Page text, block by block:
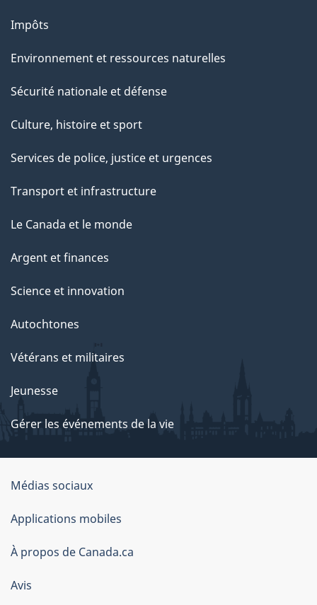
Impôts
Environnement et ressources naturelles
Sécurité nationale et défense
Culture, histoire et sport
Services de police, justice et urgences
Transport et infrastructure
Le Canada et le monde
Argent et finances
Science et innovation
Autochtones
Vétérans et militaires
Jeunesse
Gérer les événements de la vie
Organisation
du
gouvernement
du
Canada
Médias sociaux
Applications mobiles
À propos de Canada.ca
Avis